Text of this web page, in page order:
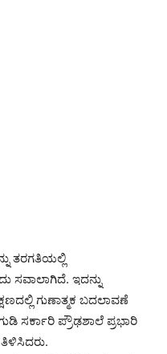
ತರಗತಿಯಲ್ಲಿ
ಸವಾಲಾಗಿದೆ. ಇದನ್ನು
ಗುಣಾತ್ಮಕ ಬದಲಾವಣೆ
ಸರ್ಕಾರಿ ಪ್ರೌಢಶಾಲೆ ಪ್ರಭಾರಿ